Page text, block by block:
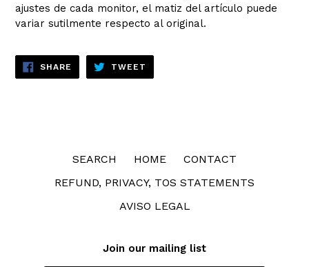
ajustes de cada monitor, el matiz del artículo puede
variar sutilmente respecto al original.
SHARE SHARE
ON
FACEBOOK
TWEET
TWITTER
SEARCH HOME
CONTACT
REFUND, PRIVACY, TOS STATEMENTS
AVISO LEGAL
Join our mailing list